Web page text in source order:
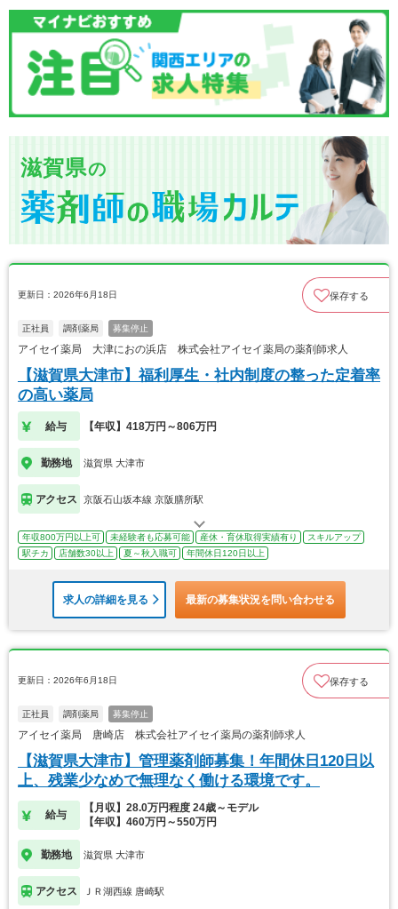
滋賀県の
更新日：2026年6月18日 保存する
正社員 調剤薬局 募集停止
アイセイ薬局 大津におの浜店 株式会社アイセイ薬局の薬剤師求人
【滋賀県大津市】福利厚生・社内制度の整った定着率
の高い薬局
給与 【年収】418万円～806万円
勤務地 滋賀県 大津市
アクセス 京阪石山坂本線 京阪膳所駅
年収800万円以上可 未経験者も応募可能 産休・育休取得実績有り
スキルアップ
駅チカ
店舗数30以上 夏～秋入職可 年間休日120日以上
求人の詳細を見る 最新の募集状況を問い合わせる
更新日：2026年6月18日 保存する
正社員 調剤薬局 募集停止
アイセイ薬局 唐崎店 株式会社アイセイ薬局の薬剤師求人
【滋賀県大津市】管理薬剤師募集！年間休日120日以
上、残業少なめで無理なく働ける環境です。
給与
【月収】28.0万円程度 24歳～モデル
【年収】460万円～550万円
勤務地 滋賀県 大津市
アクセス ＪＲ湖西線 唐崎駅